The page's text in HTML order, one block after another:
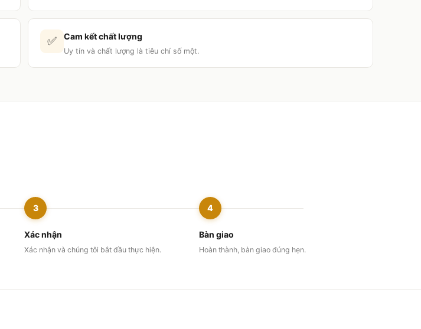
✅ Cam kết chất lượng
Uy tín và chất lượng là tiêu chí số một.
3
Xác nhận
Xác nhận và chúng tôi bắt đầu thực hiện.
4
Bàn giao
Hoàn thành, bàn giao đúng hẹn.